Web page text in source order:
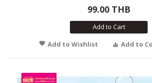
99.00 THB
Add to Cart
Add to Wishlist
Add to